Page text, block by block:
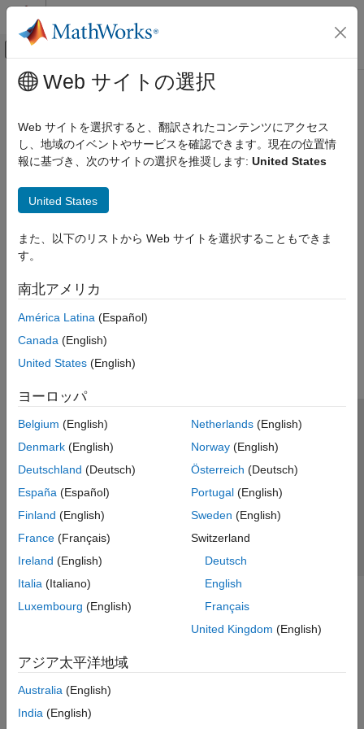
コンテンツへスキップ
オフキャンバス ナビゲーション メ
ドキュメンテーションのホーム
メインコンテンツ
この情報は役に立ちましたか？
Web サイトの選択
Web サイトを選択すると、翻訳されたコンテンツにアクセス
し、地域のイベントやサービスを確認できます。現在の位置情
報に基づき、次のサイトの選択を推奨します: United States
United States
また、以下のリストから Web サイトを選択することもできま
す。
南北アメリカ
América Latina (Español)
Canada (English)
United States (English)
ヨーロッパ
Belgium (English)
Denmark (English)
Deutschland (Deutsch)
España (Español)
Finland (English)
France (Français)
Ireland (English)
Italia (Italiano)
Luxembourg (English)
Netherlands(English)
Norway(English)
Österreich (Deutsch)
Portugal(English)
Sweden (English)
Switzerland
Deutsch
English
Français
United Kingdom (English)
アジア太平洋地域
Australia (English)
India (English)
トラストセンター
プライバシー ポリシー
違法コピー防止
アプリケーション ステータス
© 1994-2026 The MathWorks, Inc.